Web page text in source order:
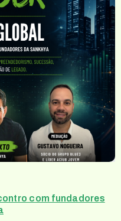
com fundadores